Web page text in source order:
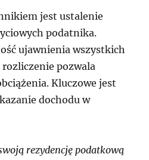
jest ustalenie
podatnika.
ujawnienia wszystkich
rozliczenie pozwala
Kluczowe jest
dochodu w
rezydencję podatkową